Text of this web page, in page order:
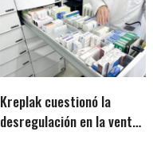
Kreplak cuestionó la
desregulación en la venta